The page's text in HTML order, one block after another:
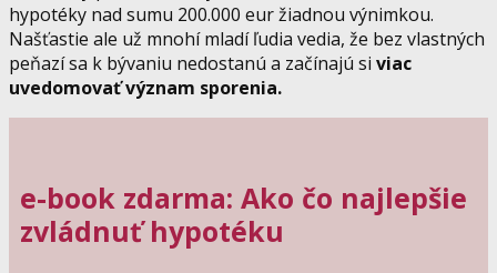
hypotéky nad sumu 200.000 eur žiadnou výnimkou.
Našťastie ale už mnohí mladí ľudia vedia, že bez vlastných
peňazí sa k bývaniu nedostanú a začínajú si viac
uvedomovať význam sporenia.
e-book zdarma: Ako čo najlepšie
zvládnuť hypotéku